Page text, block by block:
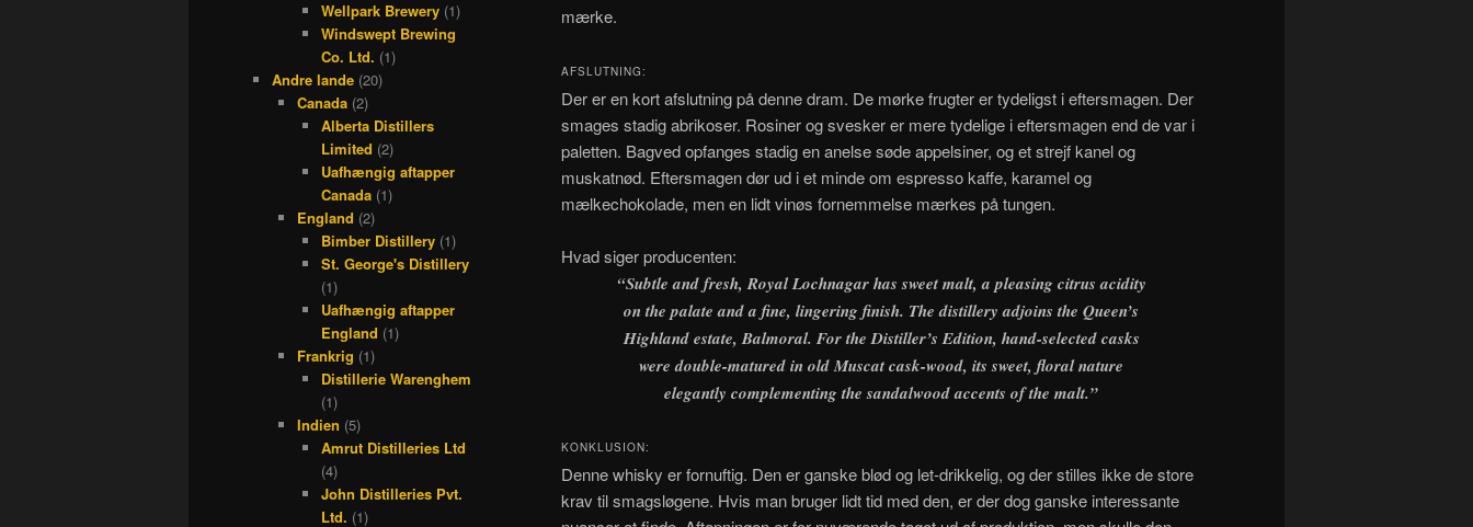
mærke.
AFSLUTNING:
Der er en kort afslutning på denne dram. De mørke frugter er tydeligst i eftersmagen. Der
smages stadig abrikoser. Rosiner og svesker er mere tydelige i eftersmagen end de var i
paletten. Bagved opfanges stadig en anelse søde appelsiner, og et strejf kanel og
muskatnød. Eftersmagen dør ud i et minde om espresso kaffe, karamel og
mælkechokolade, men en lidt vinøs fornemmelse mærkes på tungen.
Hvad siger producenten:
“Subtle and fresh, Royal Lochnagar has sweet malt, a pleasing citrus acidity
on the palate and a fine, lingering finish. The distillery adjoins the Queen’s
Highland estate, Balmoral. For the Distiller’s Edition, hand-selected casks
were double-matured in old Muscat cask-wood, its sweet, floral nature
elegantly complementing the sandalwood accents of the malt.”
KONKLUSION:
Denne whisky er fornuftig. Den er ganske blød og let-drikkelig, og der stilles ikke de store
krav til smagsløgene. Hvis man bruger lidt tid med den, er der dog ganske interessante
Wellpark Brewery (1)
Windswept Brewing
Co. Ltd. (1)
Andre lande (20)
Canada(2)
Alberta Distillers
Limited (2)
Uafhængig aftapper
Canada (1)
England (2)
Bimber Distillery (1)
St. George's Distillery
(1)
Uafhængig aftapper
England (1)
Frankrig (1)
Distillerie Warenghem
(1)
Indien (5)
Amrut Distilleries Ltd
(4)
John Distilleries Pvt.
Ltd. (1)